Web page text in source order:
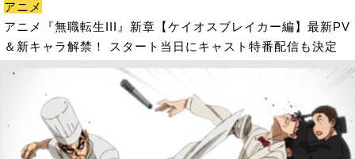
アニメ
アニメ『無職転生III』新章【ケイオスブレイカー編】最新PV
＆新キャラ解禁！ スタート当日にキャスト特番配信も決定